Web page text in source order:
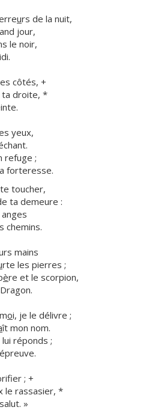
urs de la nuit,
jour,
le noir,
côtés, +
ta droite, *
yeux,
refuge ;
forteresse.
te toucher,
ta demeure :
chemins.
mains
rte les pierres ;
ère et le scorpion,
oi, je le délivre ;
ît mon nom.
lui réponds ;
; +
le rassasier, *
»